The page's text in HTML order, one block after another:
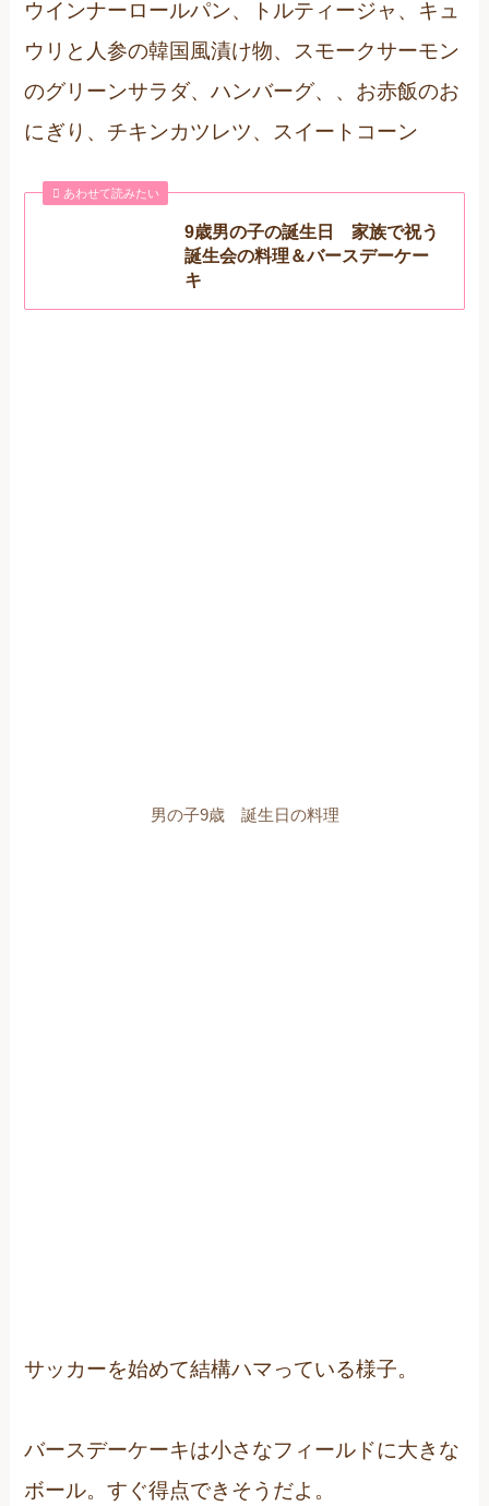
ウインナーロールパン、トルティージャ、キュ
ウリと人参の韓国風漬け物、スモークサーモン
のグリーンサラダ、ハンバーグ、、お赤飯のお
にぎり、チキンカツレツ、スイートコーン
あわせて読みたい
9歳男の子の誕生日 家族で祝う
誕生会の料理＆バースデーケー
キ
男の子9歳 誕生日の料理
サッカーを始めて結構ハマっている様子。
バースデーケーキは小さなフィールドに大きな
ボール。すぐ得点できそうだよ。